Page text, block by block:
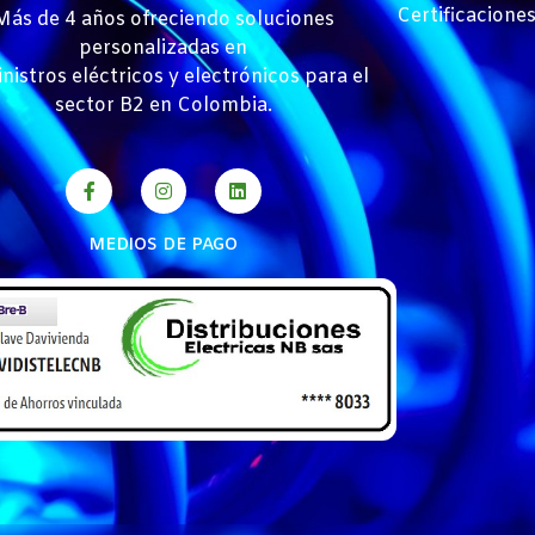
de 4 años ofreciendo soluciones
personalizadas en
eléctricos y electrónicos para el
sector B2 en Colombia.
MEDIOS DE PAGO
Certificaciones